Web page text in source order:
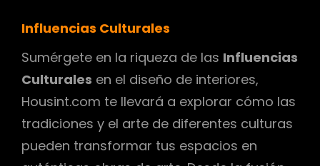
Influencias Culturales
Sumérgete en la riqueza de las Influencias
Culturales en el diseño de interiores,
Housint.com te llevará a explorar cómo las
tradiciones y el arte de diferentes culturas
pueden transformar tus espacios en